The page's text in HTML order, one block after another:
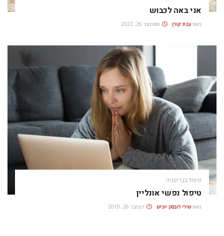
אני באה לכבוש
מאת ענת קורן ספטמבר 26, 2022
טיפול בבריטניה
טיפול נפשי אונליין
מאת שירי דובסון יוניש דצמבר 26, 2019